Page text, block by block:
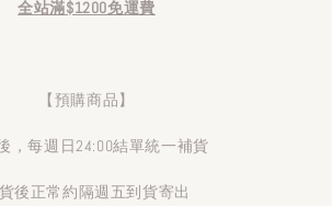
全站滿$1200免運費
【預購商品】
，每週日24:00結單統一補貨
後正常約隔週五到貨寄出